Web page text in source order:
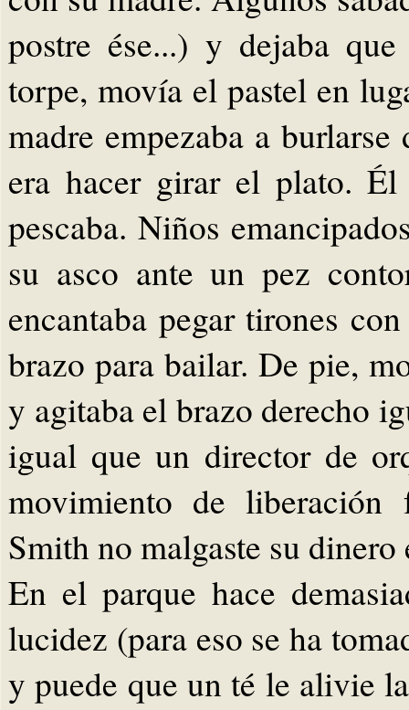
postre ése...) y dejaba
torpe, movía el pastel en
madre empezaba a
era hacer girar el plato. Él
pescaba. Niños
su asco ante un pez
encantaba pegar tirones
brazo para bailar. De pie,
y agitaba el brazo derecho
igual que un director de
movimiento de liberación
Smith no malgaste su
En el parque hace
lucidez (para eso se ha
y puede que un té le alivie